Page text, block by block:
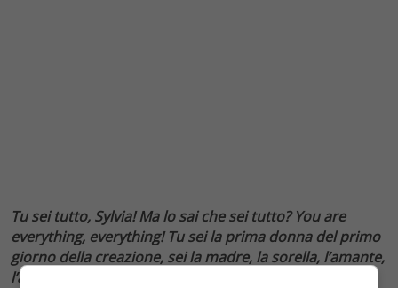
Tu sei tutto, Sylvia! Ma lo sai che sei tutto? You are
everything, everything! Tu sei la prima donna del primo
giorno della creazione, sei la madre, la sorella, l’amante,
l’amica, l’angelo, il diavolo, la terra, la casa…”